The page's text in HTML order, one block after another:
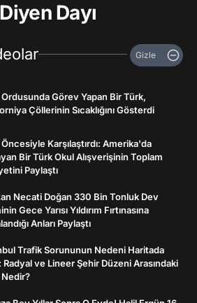
Dayı
Gizle
Ordusunda Görev Yapan Bir Türk,
Çöllerinin Sıcaklığını Gösterdi
Öncesiyle Karşılaştırdı: Amerika'da
Bir Türk Okul Alışverişinin Toplam
Paylaştı
Necati Doğan 330 Bin Tonluk Dev
Gece Yarısı Yıldırım Fırtınasına
Anları Paylaştı
Trafik Sorununun Nedeni Haritada
Radyal ve Lineer Şehir Düzeni Arasındaki
Nedir?